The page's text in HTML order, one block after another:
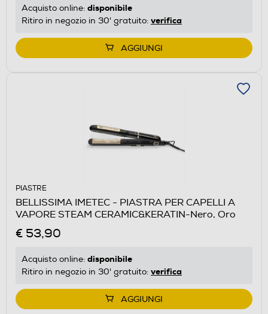
Acquisto online: disponibile
Ritiro in negozio in 30' gratuito: verifica
AGGIUNGI
PIASTRE
BELLISSIMA IMETEC - PIASTRA PER CAPELLI A
VAPORE STEAM CERAMIC&KERATIN-Nero, Oro
€ 53,90
Acquisto online: disponibile
Ritiro in negozio in 30' gratuito: verifica
AGGIUNGI